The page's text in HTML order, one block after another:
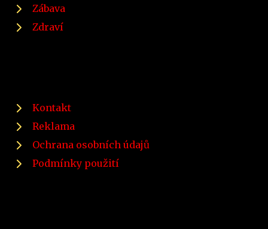
Zábava
Zdraví
Kontakt
Reklama
Ochrana osobních údajů
Podmínky použití